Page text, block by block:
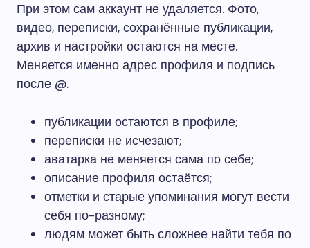
При этом сам аккаунт не удаляется. Фото,
видео, переписки, сохранённые публикации,
архив и настройки остаются на месте.
Меняется именно адрес профиля и подпись
после @.
публикации остаются в профиле;
переписки не исчезают;
аватарка не меняется сама по себе;
описание профиля остаётся;
отметки и старые упоминания могут вести
себя по-разному;
людям может быть сложнее найти тебя по